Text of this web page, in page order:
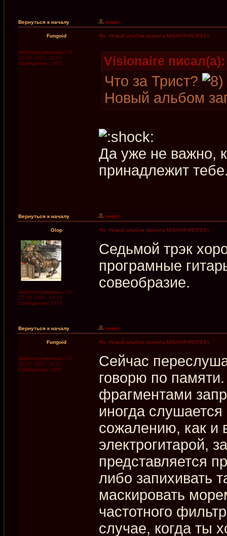
Вернуться к началу
Fungoid Re: Новый альбом проекта MISANTHROFEEL
Зарегистрирован: Сб
20.10.2007, 11:47
Сообщения: 1969 Visionaire писал(а):
Что за Трист?
Новый альбом
Да уже не важно,
принадлежит
Вернуться к началу
Glop Re: Новый альбом проекта MISANTHROFEEL
Зарегистрирован: Пн
25.09.2006, 18:18
Сообщения: 3379
Седьмой трэк
програмные
совеобразие.
Вернуться к началу
Fungoid Re: Новый альбом проекта MISANTHROFEEL
Зарегистрирован: Сб
20.10.2007, 11:47
Сообщения: 1969
Сейчас
говорю по
фрагментами
иногда
сожалению, как и
электрогитарой,
представляется
либо запихивать
маскировать
частотного
случае, когда ты